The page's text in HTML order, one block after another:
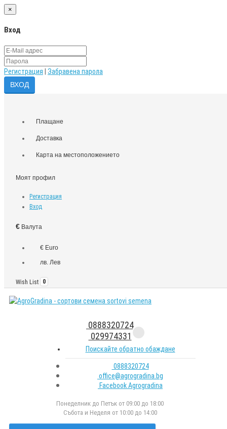
×
Вход
Регистрация Забравена парола
Плащане
Доставка
Карта на местоположението
Моят профил
Регистрация
Вход
€ Валута
€ Euro
лв. Лев
Wish List 0
0888320724
029974331
Поискайте обратно обаждане
0888320724
office@agrogradina.bg
Facebook Agrogradina
Понеделник до Петък от 09:00 до 18:00
Събота и Неделя от 10:00 до 14:00